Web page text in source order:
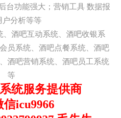
后台功能强大；营销工具 数据报
户分析等等
、酒吧互动系统、酒吧收银系
员系统、酒吧点餐系统、酒吧
酒吧营销系统、酒吧员工系统
等
统服务提供商
信icu9966